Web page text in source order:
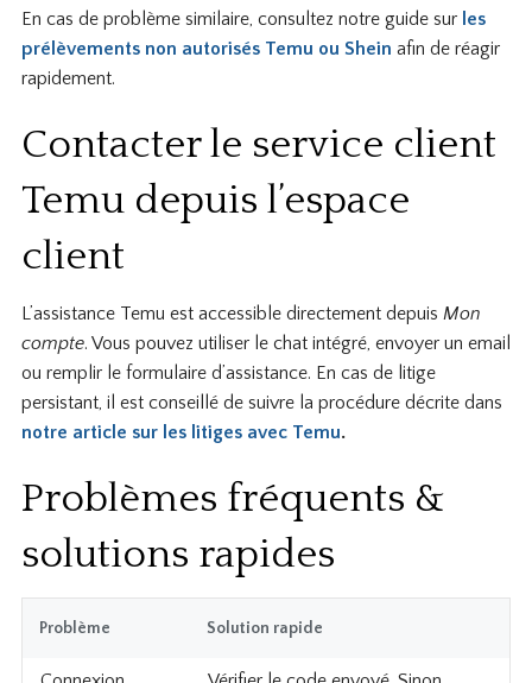
En cas de problème similaire, consultez notre guide sur les
prélèvements non autorisés Temu ou Shein afin de réagir
rapidement.
Contacter le service client
Temu depuis l’espace
client
L’assistance Temu est accessible directement depuis Mon
compte. Vous pouvez utiliser le chat intégré, envoyer un email
ou remplir le formulaire d’assistance. En cas de litige
persistant, il est conseillé de suivre la procédure décrite dans
notre article sur les litiges avec Temu.
Problèmes fréquents &
solutions rapides
Problème Solution rapide